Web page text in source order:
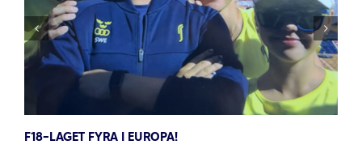
F18-LAGET FYRA I EUROPA!